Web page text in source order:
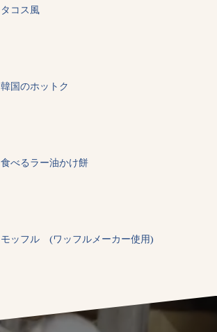
タコス風
韓国のホットク
食べるラー油かけ餅
モッフル (ワッフルメーカー使用)